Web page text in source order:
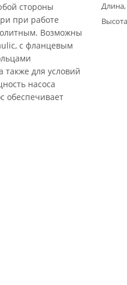
стороны
при работе
Возможны
c фланцевым
для условий
насоса
обеспечивает